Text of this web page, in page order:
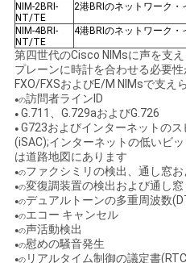
NIM-2BRI-
NT/TE
2港BRIのネットワーク
NIM-4BRI-
NT/TE
4港BRIのネットワーク
第四世代のCisco NIMsに声を支
プレーンに時計を合わせる必要性
FXO/FXSおよびE/M NIMsで支え
●の訪問者ラインID
●G.711、G.729aおよびG.726
●G723およびインターネットの
(iSAC);インターネットの低いビ
は道路地図にあります
●のファクシミリの検出、通し窓お
●の変復調装置の検出および通し窓
●のデュアルトーンの多重周波数
●のエコー キャンセル
●の声活動検出
●の慰めの騒音発生
●のリアルタイム制御の議定書